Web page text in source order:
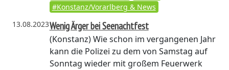
#Konstanz/Vorarlberg & News
13.08.2023Wenig Ärger bei Seenachtfest
(Konstanz)Wie schon im vergangenen Jahr
kann die Polizei zu dem von Samstag auf
Sonntag wieder mit großem Feuerwerk